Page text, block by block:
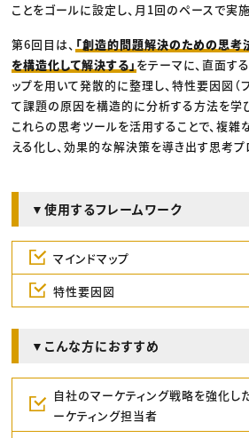
ことをゴールに設定し、月1回のペースで実施
第6回目は、 「創造的問題解決のための思
を構造化して解決する」 をテーマに、直面す
ップを用いて発散的に整理し、特性要因図（
て課題の原因を構造的に分析する方法を学
これらの思考ツールを活用することで、複雑
える化し、効果的な解決策を導き出す思考プ
▼使用するフレームワーク
マインドマップ
特性要因図
▼こんな方におすすめ
自社のマーケティング戦略を強化し
ーケティング担当者